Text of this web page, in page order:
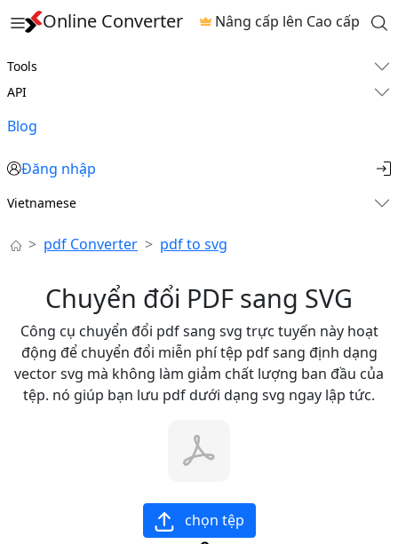
Online Converter Nâng cấp lên Cao cấp
Tools
API
Blog
Đăng nhập
Vietnamese
pdf Converter pdf to svg
Chuyển đổi PDF sang SVG
Công cụ chuyển đổi pdf sang svg trực tuyến này hoạt
động để chuyển đổi miễn phí tệp pdf sang định dạng
vector svg mà không làm giảm chất lượng ban đầu của
tệp. nó giúp bạn lưu pdf dưới dạng svg ngay lập tức.
chọn tệp